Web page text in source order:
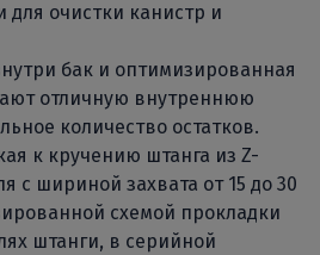
очистки канистр и
бак и оптимизированная
отличную внутреннюю
количество остатков.
к кручению штанга из Z-
с шириной захвата от 15 до 30
схемой прокладки
штанги, в серийной